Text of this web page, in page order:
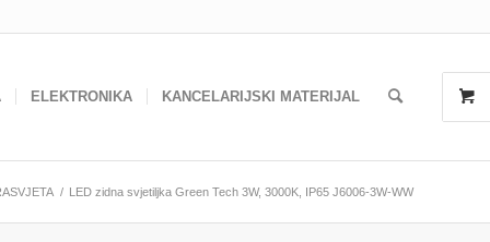
ELEKTRONIKA KANCELARIJSKI MATERIJAL
/ LED zidna svjetiljka Green Tech 3W, 3000K, IP65 J6006-3W-WW